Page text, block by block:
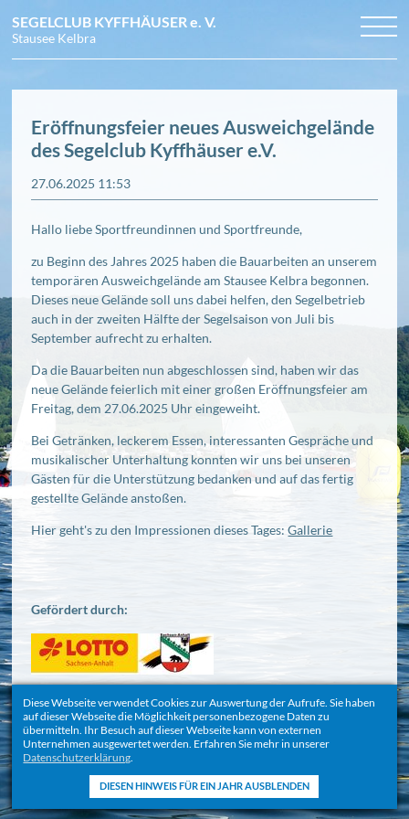
Diese Webseite verwendet Cookies zur Auswertung der Aufrufe. Sie haben
auf dieser Webseite die Möglichkeit personenbezogene Daten zu
übermitteln. Ihr Besuch auf dieser Webseite kann von externen
Unternehmen ausgewertet werden. Erfahren Sie mehr in unserer
Datenschutzerklärung
SEGELCLUB KYFFHÄUSERe. V.
Stausee Kelbra
TERMINE
Veranstaltungen
Regattatermine
Ausschreibungen
Grundkurs Jollensegeln
Mitglied werden
Vereinsgeschichte
Unsere Boote
Vorstand und Beirat
Regeln für vereinsinterne Regatten
Regattafotos
Vereinsleben
Törnfotos
DOWNLOADS
ANFAHRT
KONTAKT
Eröffnungsfeier neues Ausweichgelände
des Segelclub Kyffhäuser e.V.
27.06.2025 11:53
Hallo liebe Sportfreundinnen und Sportfreunde,
zu Beginn des Jahres 2025 haben die Bauarbeiten an unserem
temporären Ausweichgelände am Stausee Kelbra begonnen.
Dieses neue Gelände soll uns dabei helfen, den Segelbetrieb
auch in der zweiten Hälfte der Segelsaison von Juli bis
September aufrecht zu erhalten.
Da die Bauarbeiten nun abgeschlossen sind, haben wir das
neue Gelände feierlich mit einer großen Eröffnungsfeier am
Freitag, dem 27.06.2025 Uhr eingeweiht.
Bei Getränken, leckerem Essen, interessanten Gespräche und
musikalischer Unterhaltung konnten wir uns bei unseren
Gästen für die Unterstützung bedanken und auf das fertig
gestellte Gelände anstoßen.
Hier geht's zu den Impressionen dieses Tages:Gallerie
Gefördert durch:
Zurück